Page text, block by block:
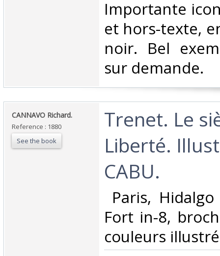
‎Importante
et hors-texte,
noir. Bel
sur demande.‎
‎CANNAVO Richard.‎
Reference : 1880
See the book
‎Trenet. Le
Liberté.
CABU.‎
Paris,
Fort in-8,
couleurs